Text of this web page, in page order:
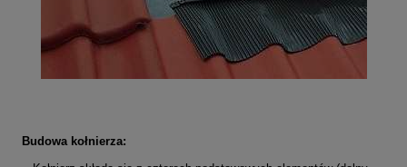
Budowa kołnierza: